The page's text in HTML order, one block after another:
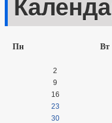
Пн
Вт
2
9
16
23
30